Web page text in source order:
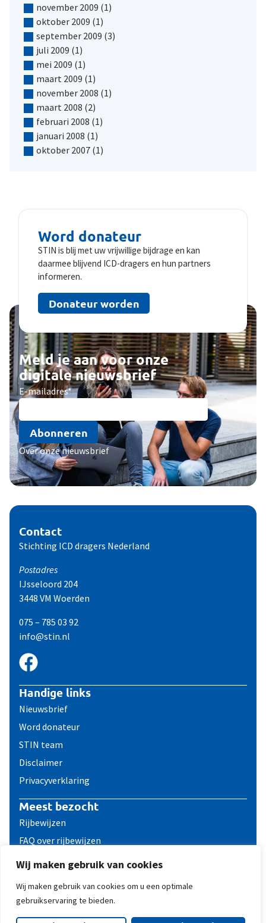
Wij maken gebruik van cookies
Wij maken gebruik van cookies om u een optimale
gebruikservaring te bieden.
november 2009 (1)
oktober 2009 (1)
september 2009 (3)
juli 2009 (1)
mei 2009 (1)
maart 2009 (1)
november 2008 (1)
maart 2008 (2)
februari 2008 (1)
januari 2008 (1)
oktober 2007(1)
Meld je aan voor onze
digitale nieuwsbrief
E-mailadres*
Abonneren
Over onze nieuwsbrief
Word donateur
STIN is blij met uw vrijwillige bijdrage en kan
daarmee blijvend ICD-dragers en hun partners
informeren.
Donateur worden
Contact
Stichting ICD dragers Nederland
Postadres
IJsseloord 204
3448 VM Woerden
075 – 785 03 92
info@stin.nl
Handige links
Nieuwsbrief
Word donateur
STIN team
Disclaimer
Privacyverklaring
Meest bezocht
Rijbewijzen
FAQ over rijbewijzen
Reizen met een ICD
© 2011 - 2026 STIN, Stichting ICD dragers Nederland